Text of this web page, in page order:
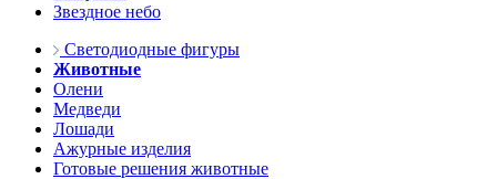
Звездное небо
Светодиодные фигуры
Животные
Олени
Медведи
Лошади
Ажурные изделия
Готовые решения животные